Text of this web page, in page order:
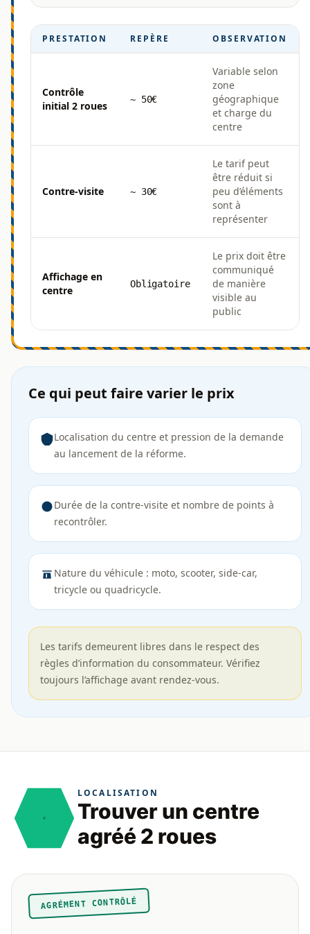
PRESTATION REPÈRE OBSERVATION
Contrôle
initial 2 roues
~ 50€
Variable selon
zone
géographique
et charge du
centre
Contre-visite ~ 30€
Le tarif peut
être réduit si
peu d’éléments
sont à
représenter
Affichage en
centre
Obligatoire
Le prix doit être
communiqué
de manière
visible au
public
Ce qui peut faire varier le prix
Localisation du centre et pression de la demande
au lancement de la réforme.
Durée de la contre-visite et nombre de points à
recontrôler.
Nature du véhicule : moto, scooter, side-car,
tricycle ou quadricycle.
Les tarifs demeurent libres dans le respect des
règles d’information du consommateur. Vérifiez
toujours l’affichage avant rendez-vous.
LOCALISATION
Trouver un centre
agréé 2 roues
AGRÉMENT CONTRÔLÉ